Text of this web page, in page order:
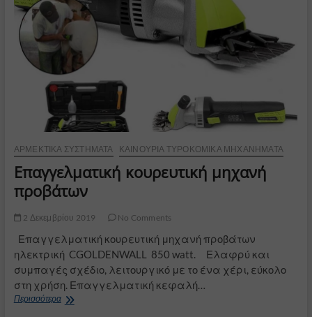
ΑΡΜΕΚΤΙΚΆ ΣΥΣΤΉΜΑΤΑ ΚΑΙΝΟΎΡΙΑ ΤΥΡΟΚΟΜΙΚΆ ΜΗΧΑΝΉΜΑΤΑ
Επαγγελματική κουρευτική μηχανή
προβάτων
2 Δεκεμβρίου 2019 No Comments
Επαγγελματική κουρευτική μηχανή προβάτων
ηλεκτρική CGOLDENWALL 850 watt. Ελαφρύ και
συμπαγές σχέδιο, λειτουργικό με το ένα χέρι, εύκολο
στη χρήση. Επαγγελματική κεφαλή…
ΠερισσότεραΕπαγγελματική